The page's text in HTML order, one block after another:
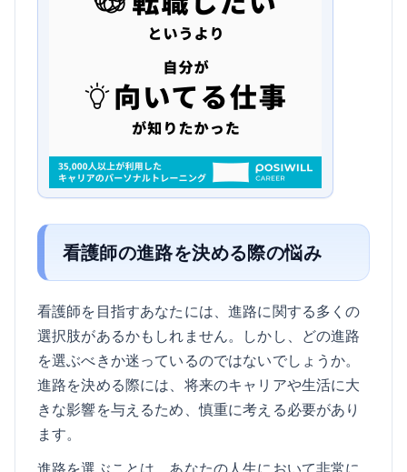
看護師の進路を決める際の悩み
看護師を目指すあなたには、進路に関する多くの
選択肢があるかもしれません。しかし、どの進路
を選ぶべきか迷っているのではないでしょうか。
進路を決める際には、将来のキャリアや生活に大
きな影響を与えるため、慎重に考える必要があり
ます。
進路を選ぶことは、あなたの人生において非常に